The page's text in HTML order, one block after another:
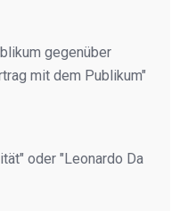
gegenüber
mit dem Publikum"
oder "Leonardo Da